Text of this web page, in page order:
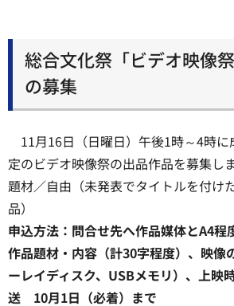
総合文化祭「ビデオ映像
の募集
11月16日（日曜日）午後1時～4時
定のビデオ映像祭の出品作品を募集しま
題材／自由（未発表でタイトルを付け
品）
申込方法：問合せ先へ作品媒体とA4程
作品題材・内容（計30字程度）、映像
ーレイディスク、USBメモリ）、上映
送 10月1日（必着）まで